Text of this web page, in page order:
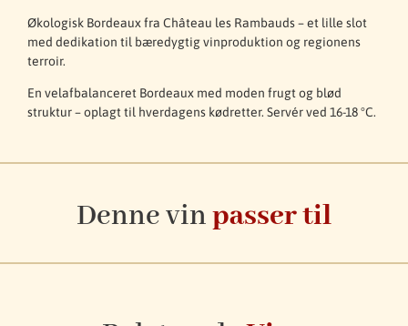
Økologisk Bordeaux fra Château les Rambauds – et lille slot
med dedikation til bæredygtig vinproduktion og regionens
terroir.
En velafbalanceret Bordeaux med moden frugt og blød
struktur – oplagt til hverdagens kødretter. Servér ved 16-18 °C.
Denne vinpasser til